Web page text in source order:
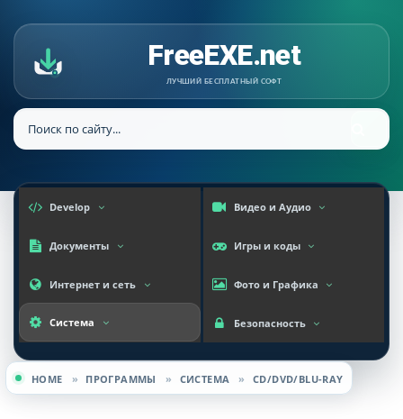
FreeEXE.net
ЛУЧШИЙ БЕСПЛАТНЫЙ СОФТ
Develop Видео и Аудио
Документы Игры и коды
Интернет и сеть Фото и Графика
Система Безопасность
Вы здесь
HOME » ПРОГРАММЫ » СИСТЕМА » CD/DVD/BLU-RAY